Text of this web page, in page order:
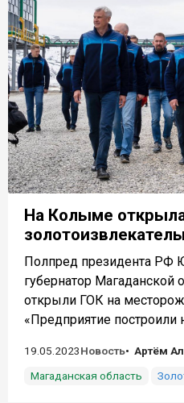
На Колыме
Полпред президента РФ
губернатор Магаданской
открыли ГОК на
«Предприятие построили
19.05.2023Новость
Артём
Магаданская область